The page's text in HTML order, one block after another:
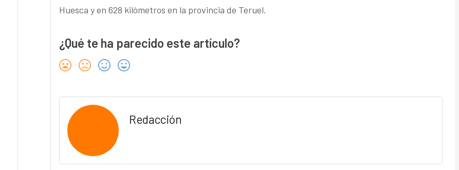
Huesca y en 628 kilómetros en la provincia de Teruel.
¿Qué te ha parecido este artículo?
Redacción